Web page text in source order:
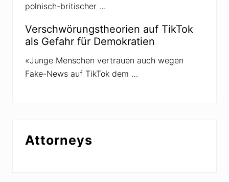
polnisch-britischer …
Verschwörungstheorien auf TikTok
als Gefahr für Demokratien
«Junge Menschen vertrauen auch wegen
Fake-News auf TikTok dem …
Attorneys